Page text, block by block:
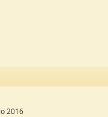
2016